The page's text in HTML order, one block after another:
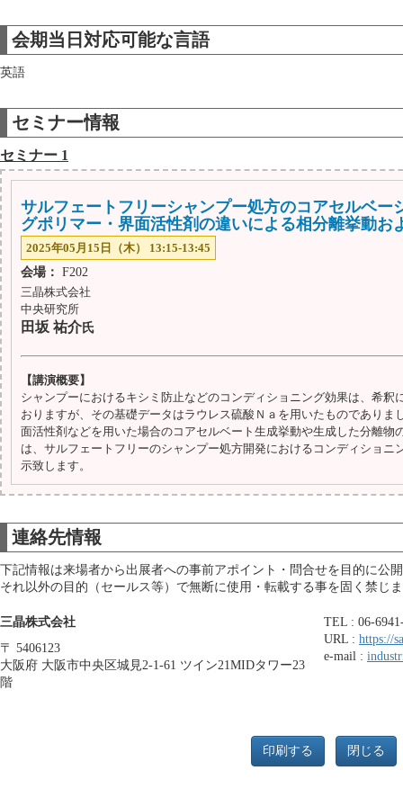
会期当日対応可能な言語
英語
セミナー情報
セミナー 1
サルフェートフリーシャンプー処方のコアセルベー
グポリマー・界面活性剤の違いによる相分離挙動お
2025年05月15日（木） 13:15-13:45
会場： F202
三晶株式会社
中央研究所
田坂 祐介氏
【講演概要】
シャンプーにおけるキシミ防止などのコンディショニング効果は、希釈
おりますが、その基礎データはラウレス硫酸Ｎａを用いたものでありま
面活性剤などを用いた場合のコアセルベート生成挙動や生成した分離物
は、サルフェートフリーのシャンプー処方開発におけるコンディショニ
示致します。
連絡先情報
下記情報は来場者から出展者への事前アポイント・問合せを目的に公
それ以外の目的（セールス等）で無断に使用・転載する事を固く禁じ
三晶株式会社
〒 5406123
大阪府 大阪市中央区城見2-1-61 ツイン21MIDタワー23
階
TEL : 06-
URL : https://
e-mail :
印刷する 閉じる